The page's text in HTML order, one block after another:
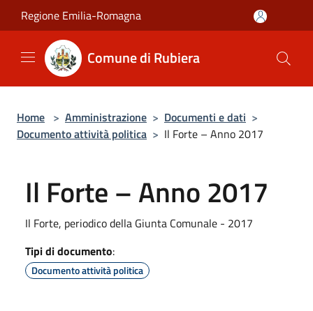
Salta al contenuto principale
Regione Emilia-Romagna
Comune di Rubiera
Home > Amministrazione > Documenti e dati >
Documento attività politica > Il Forte – Anno 2017
Il Forte – Anno 2017
Il Forte, periodico della Giunta Comunale - 2017
Tipi di documento:
Documento attività politica